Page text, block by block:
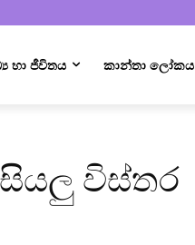
හා ජීවිතය කාන්තා ලෝකය
සියලු විස්තර